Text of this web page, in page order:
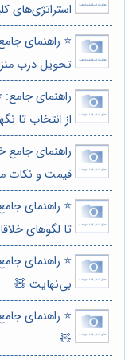
استراتژی‌های
⭐️ راهنمای
تحویل درب
راهنمای
از انتخاب تا
راهنمای جامع
قیمت و نکات
⭐️ راهنمای
تا لگوهای
⭐️ راهنمای
بی‌نهایت 🧸
⭐️ راهنمای
🧸